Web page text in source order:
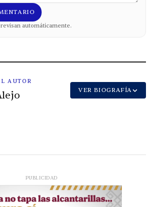
automáticamente.
AUTOR
VER BIOGRAFÍA
PUBLICIDAD